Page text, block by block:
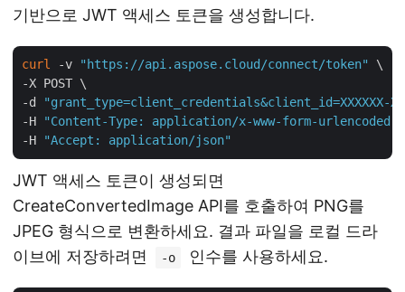
기반으로 JWT 액세스 토큰을 생성합니다.
curl -v "https://api.aspose.cloud/connect/token"
\
-X POST \
-d
"grant_type=client_credentials&client_id=XXXXXX-
-H
"Content-Type: application/x-www-form-urlencoded"
-H
"Accept: application/json"
JWT 액세스 토큰이 생성되면
CreateConvertedImage API를 호출하여 PNG를
JPEG 형식으로 변환하세요. 결과 파일을 로컬 드라
이브에 저장하려면
-o 인수를 사용하세요.